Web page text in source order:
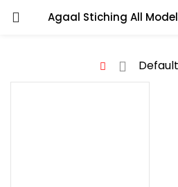
LOGIN
Enter your username and